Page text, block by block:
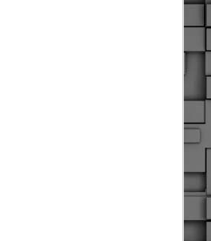
καθήκοντα.
ο Δήμος παρέλαβε τρία
οποία θα χρησιμοποιούνται για
μετακινήσεις των